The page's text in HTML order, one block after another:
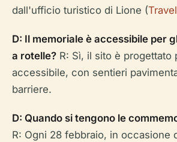
dall'ufficio turistico di Lione (
D: Il memoriale è accessibile per
a rotelle? R: Sì, il sito è progettato
accessibile, con sentieri
barriere.
D: Quando si tengono le
R: Ogni 28 febbraio, in occasione